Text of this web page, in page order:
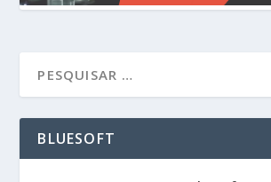
BLUESOFT